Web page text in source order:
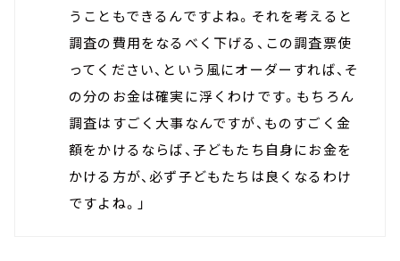
うこともできるんですよね。それを考えると
調査の費用をなるべく下げる、この調査票使
ってください、という風にオーダーすれば、そ
の分のお金は確実に浮くわけです。もちろん
調査はすごく大事なんですが、ものすごく金
額をかけるならば、子どもたち自身にお金を
かける方が、必ず子どもたちは良くなるわけ
ですよね。」